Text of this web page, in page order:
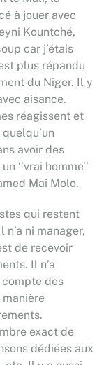
à jouer avec
Kountché,
car j’étais
plus répandu
du Niger. Il y
aisance.
réagissent et
avoir des
‘’vrai homme’’
Mai Molo.
qui restent
ni manager,
de recevoir
Il n’a
compte des
exact de
dédiées aux